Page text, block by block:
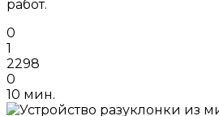
работ.
0
1
2298
0
10 мин.